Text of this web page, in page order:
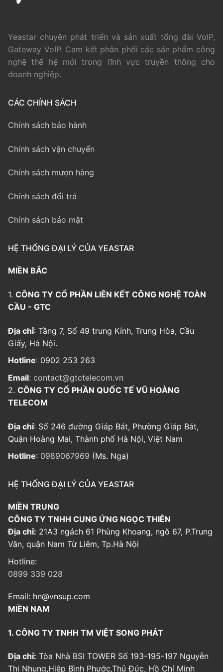
Yeastar chuyên phát triển và sản xuất tổng đài VoIP,
Gateway VoIP. Cam kết phân phối các sản phẩm công
nghệ thế hệ mới trong lĩnh vực truyền thông cho
doanh nghiệp.
CÁC CHÍNH SÁCH
Chính sách bảo hành
Chính sách vận chuyển
Chính sách mượn hàng
Chính sách đổi trả
Chính sách bảo mật
HỆ THỐNG ĐẠI LÝ CỦA YEASTAR
MIỀN BẮC
1. CÔNG TY CỔ PHẦN LIÊN KẾT CÔNG NGHỆ TOÀN
CẦU - GTC
Địa chỉ: Tầng 7, Số 49 trung Kính, Trung Hòa, Cầu
Giấy, Hà Nội.
Hotline: 0902 253 263
Email: contact@gtctelecom.vn
2. CÔNG TY CỔ PHẦN QUỐC TẾ VŨ HOÀNG
TELECOM
Địa chỉ: Số 246 đường Giáp Bát, Phường Giáp Bát,
Quận Hoàng Mai, Thành phố Hà Nội, Việt Nam
Hotline: 0989067969 (Ms. Nga)
HỆ THỐNG ĐẠI LÝ CỦA YEASTAR
MIỀN TRUNG
CÔNG TY TNHH CUNG ỨNG NGỌC THIÊN
Địa chỉ: 21A3 ngách 61 Phùng Khoang, ngõ 67, P.Trung
Văn, quận Nam Từ Liêm, Tp.Hà Nội
Hotline:
0899 339 028
Email: hn@vnsup.com
MIỀN NAM
1. CÔNG TY TNHH TM VIỆT SONG PHÁT
Địa chỉ: Tòa Nhà BSI TOWER Số 193-195-197 Nguyễn
Thị Nhung,Hiệp Bình Phước,Thủ Đức, Hồ Chí Minh